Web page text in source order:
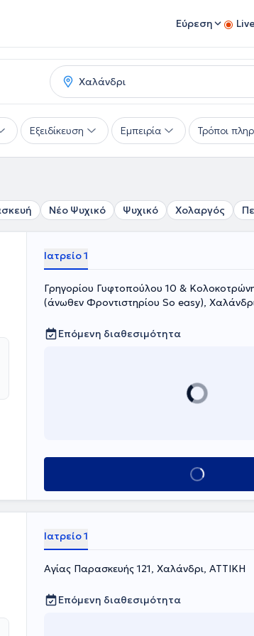
Εύρεση
Εξειδίκευση Εμπειρία Τρόποι
Νέο Ψυχικό Ψυχικό Χολαργός
Ιατρείο 1
Γρηγορίου Γυφτοπούλου 10 &
(άνωθεν Φροντιστηρίου So easy),
Επόμενη διαθεσιμότητα
Κλείσε ραντεβού
Ιατρείο 1
Αγίας Παρασκευής 121, Χαλάνδρι, ΑΤΤΙΚΗ
Επόμενη διαθεσιμότητα